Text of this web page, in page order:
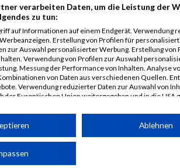
verarbeiten Daten, um die Leistung der
zu tun:
auf Informationen auf einem Endgerät. Verwendung
Erstellung von Profilen für
zur Auswahl personalisierter Werbung. Erstellung von
Verwendung von Profilen zur Auswahl
Messung der Performance von Inhalten. Analyse
von Daten aus verschiedenen Quellen.
Verwendung reduzierter Daten zur Auswahl von
der Europäischen Union weitergegeben und in die USA
(1 IAB-Anbieter)
folgende Zwecke:
Ablehnen